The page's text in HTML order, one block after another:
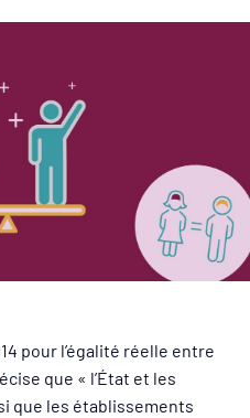
pour l’égalité réelle entre
que « l’État et les
que les établissements